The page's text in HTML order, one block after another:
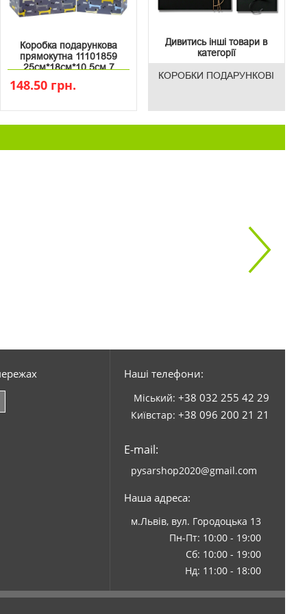
Коробка подарункова
прямокутна 11101859
25см*18см*10.5см 7
148.50 грн.
Дивитись інші товари в
категорії
КОРОБКИ ПОДАРУНКОВІ
Наші телефони:
Міський: +38 032 255 42 29
Київстар: +38 096 200 21 21
E-mail:
pysarshop2020@gmail.com
Наша адреса:
м.Львів, вул. Городоцька 13
Пн-Пт: 10:00 - 19:00
Сб: 10:00 - 19:00
Нд: 11:00 - 18:00